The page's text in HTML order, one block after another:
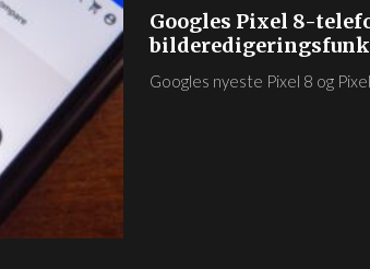
Googles Pixel 8-
Googles nyeste Pixel 8 og